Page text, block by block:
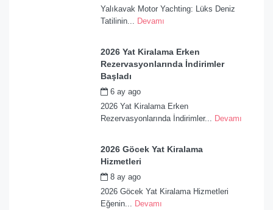
Yalıkavak Motor Yachting: Lüks Deniz
Tatilinin... Devamı
2026 Yat Kiralama Erken
Rezervasyonlarında İndirimler
Başladı
6 ay ago
2026 Yat Kiralama Erken
Rezervasyonlarında İndirimler... Devamı
2026 Göcek Yat Kiralama
Hizmetleri
8 ay ago
2026 Göcek Yat Kiralama Hizmetleri
Eğenin... Devamı